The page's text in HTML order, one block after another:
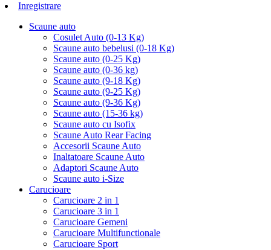
Inregistrare
Scaune auto
Cosulet Auto (0-13 Kg)
Scaune auto bebelusi (0-18 Kg)
Scaune auto (0-25 Kg)
Scaune auto (0-36 kg)
Scaune auto (9-18 Kg)
Scaune auto (9-25 Kg)
Scaune auto (9-36 Kg)
Scaune auto (15-36 kg)
Scaune auto cu Isofix
Scaune Auto Rear Facing
Accesorii Scaune Auto
Inaltatoare Scaune Auto
Adaptori Scaune Auto
Scaune auto i-Size
Carucioare
Carucioare 2 in 1
Carucioare 3 in 1
Carucioare Gemeni
Carucioare Multifunctionale
Carucioare Sport